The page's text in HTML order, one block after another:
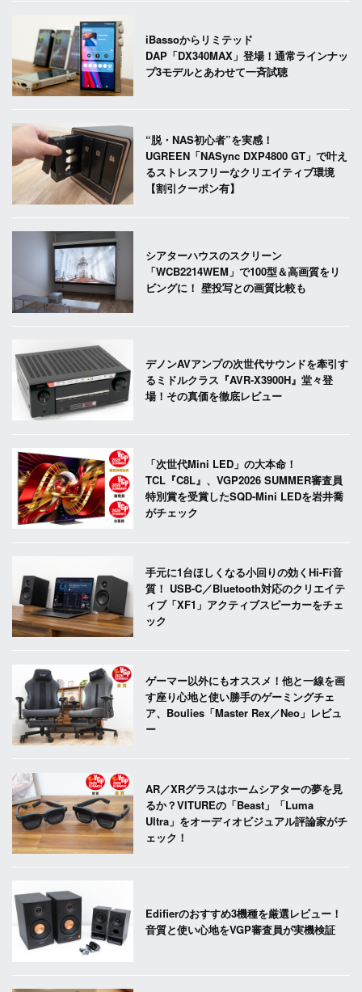
iBassoからリミテッド
DAP「DX340MAX」登場！通常ラインナッ
プ3モデルとあわせて一斉試聴
“脱・NAS初心者”を実感！
UGREEN「NASync DXP4800 GT」で叶え
るストレスフリーなクリエイティブ環境
【割引クーポン有】
シアターハウスのスクリーン
「WCB2214WEM」で100型＆高画質をリ
ビングに！ 壁投写との画質比較も
デノンAVアンプの次世代サウンドを牽引す
るミドルクラス『AVR-X3900H』堂々登
場！その真価を徹底レビュー
「次世代Mini LED」の大本命！
TCL『C8L』、VGP2026 SUMMER審査員
特別賞を受賞したSQD-Mini LEDを岩井喬
がチェック
手元に1台ほしくなる小回りの効くHi-Fi音
質！ USB-C／Bluetooth対応のクリエイテ
ィブ「XF1」アクティブスピーカーをチェ
ック
ゲーマー以外にもオススメ！他と一線を画
す座り心地と使い勝手のゲーミングチェ
ア、Boulies「Master Rex／Neo」レビュ
ー
AR／XRグラスはホームシアターの夢を見
るか？VITUREの「Beast」「Luma
Ultra」をオーディオビジュアル評論家がチ
ェック！
Edifierのおすすめ3機種を厳選レビュー！
音質と使い心地をVGP審査員が実機検証